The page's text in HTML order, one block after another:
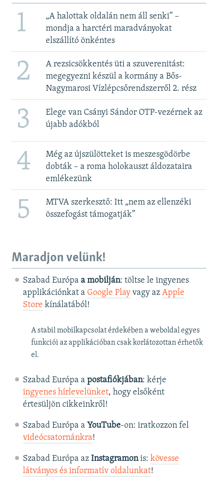
1
„A halottak oldalán nem áll senki” –
mondja a harctéri maradványokat
elszállító önkéntes
2
A rezsicsökkentés üti a szuverenitást:
megegyezni készül a kormány a Bős-
Nagymarosi Vízlépcsőrendszerről 2. rész
3
Elege van Csányi Sándor OTP-vezérnek az
újabb adókból
4
Még az újszülötteket is meszesgödörbe
dobták – a roma holokauszt áldozataira
emlékezünk
5
MTVA szerkesztő: Itt „nem az ellenzéki
összefogást támogatják”
Maradjon velünk!
Szabad Európa a mobilján: töltse le ingyenes
applikációnkat a Google Playvagy az Apple
Store kínálatából!
A stabil mobilkapcsolat érdekében a weboldal egyes
funkciói az applikációban csak korlátozottan érhetők
el.
Szabad Európa a postafiókjában: kérje
ingyenes hírlevelünket, hogy elsőként
értesüljön cikkeinkről!
Szabad Európa a YouTube-on: iratkozzon fel
videócsatornánkra!
Szabad Európa az Instagramonis: kövesse
látványos és informatív oldalunkat! ​